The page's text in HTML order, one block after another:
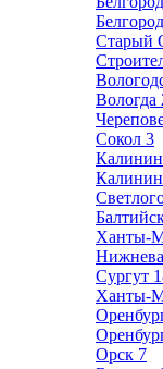
Белгород
Старый
Вологда
Сокол 3
Ханты-
Сургут
Ханты-
Орск 7